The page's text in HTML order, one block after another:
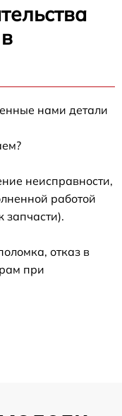
нами детали
неисправности,
работой
отказ в
при